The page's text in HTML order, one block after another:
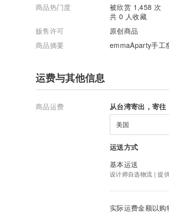
商品热门度
被欣赏 1,458 次
共 0 人收藏
贩售许可
原创商品
商品摘要
emmaAparty手工
运费与其他信息
商品运费 从台湾寄出，寄往
美国
运送方式
基本运送
设计师自选物流 | 提
实际运费金额以购